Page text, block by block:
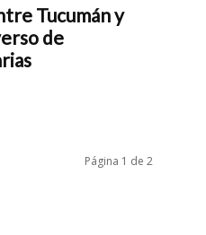
Tucumán y
de
Página 1 de 2